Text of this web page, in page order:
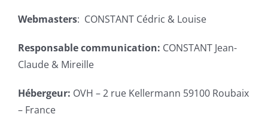
Webmasters: CONSTANT Cédric & Louise
Responsable communication: CONSTANT Jean-
Claude & Mireille
Hébergeur: OVH – 2 rue Kellermann 59100 Roubaix
– France